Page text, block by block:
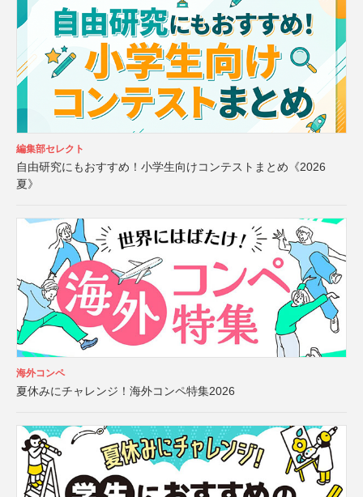
編集部セレクト
自由研究にもおすすめ！小学生向けコンテストまとめ《2026
夏》
海外コンペ
夏休みにチャレンジ！海外コンペ特集2026